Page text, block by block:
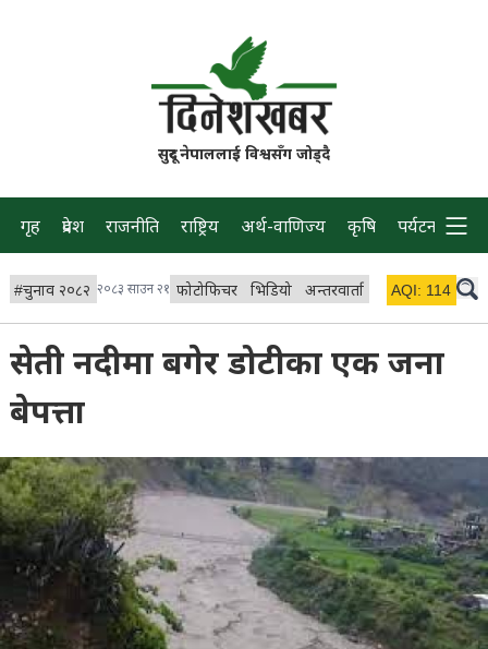
सुदूर नेपाललाई विश्वसँग जोड्दै
गृह प्रदेश राजनीति राष्ट्रिय अर्थ-वाणिज्य कृषि पर्यटन प्रवास
#चुनाव २०८२ २०८३ साउन २१ फोटोफिचर भिडियो अन्तरवार्ता विचार/ब्लग
AQI: 114
सेती नदीमा बगेर डोटीका एक जना
बेपत्ता